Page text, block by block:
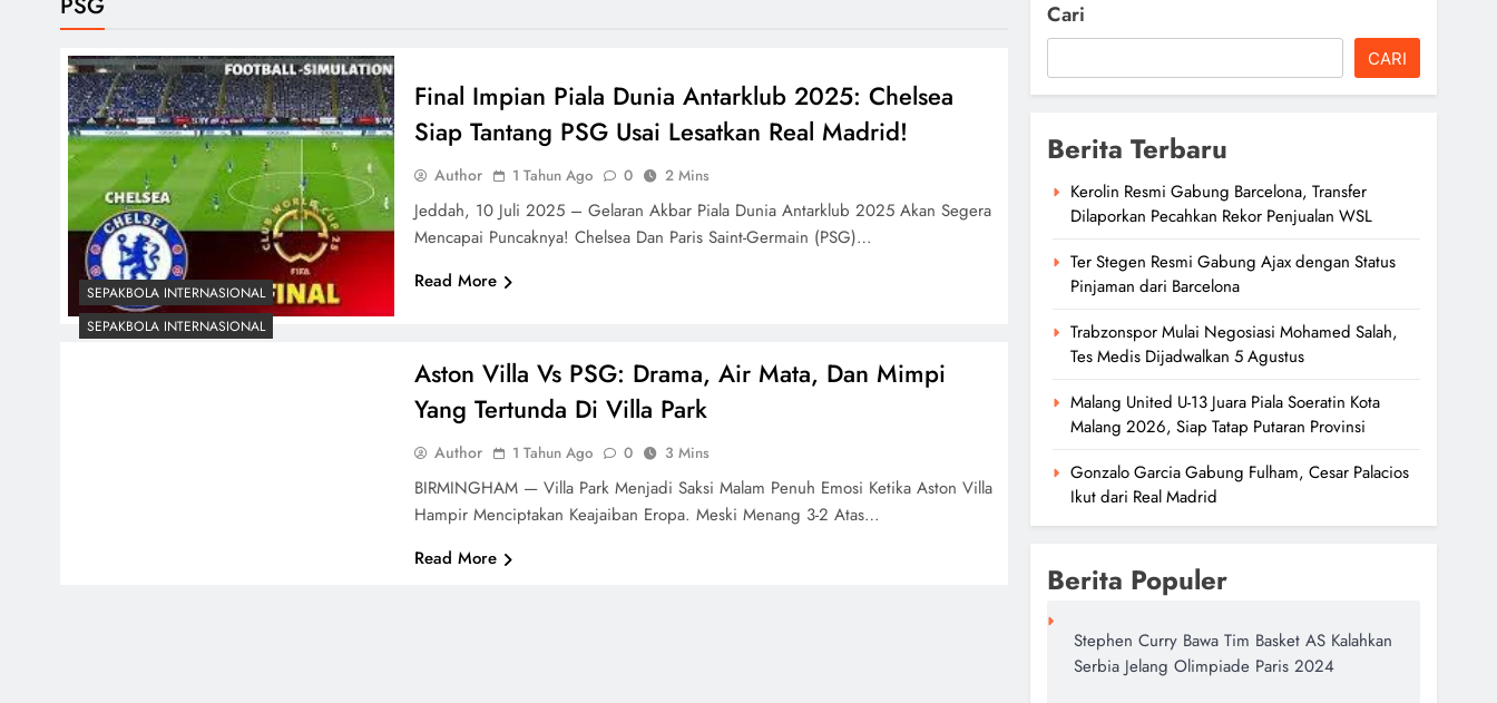
SEPAKBOLA INTERNASIONAL
Final Impian Piala Dunia Antarklub 2025: Chelsea
Siap Tantang PSG Usai Lesatkan Real Madrid!
Author 1 Tahun Ago 0 2 Mins
Jeddah, 10 Juli 2025 – Gelaran Akbar Piala Dunia Antarklub 2025 Akan Segera
Mencapai Puncaknya! Chelsea Dan Paris Saint-Germain (PSG)…
Read More
SEPAKBOLA INTERNASIONAL
Aston Villa Vs PSG: Drama, Air Mata, Dan Mimpi
Yang Tertunda Di Villa Park
Author 1 Tahun Ago 0 3 Mins
BIRMINGHAM — Villa Park Menjadi Saksi Malam Penuh Emosi Ketika Aston Villa
Hampir Menciptakan Keajaiban Eropa. Meski Menang 3-2 Atas…
Read More
Cari
CARI
Berita Terbaru
Kerolin Resmi Gabung Barcelona, Transfer
Dilaporkan Pecahkan Rekor Penjualan WSL
Ter Stegen Resmi Gabung Ajax dengan Status
Pinjaman dari Barcelona
Trabzonspor Mulai Negosiasi Mohamed Salah,
Tes Medis Dijadwalkan 5 Agustus
Malang United U-13 Juara Piala Soeratin Kota
Malang 2026, Siap Tatap Putaran Provinsi
Gonzalo Garcia Gabung Fulham, Cesar Palacios
Ikut dari Real Madrid
Berita Populer
Stephen Curry Bawa Tim Basket AS Kalahkan
Serbia Jelang Olimpiade Paris 2024